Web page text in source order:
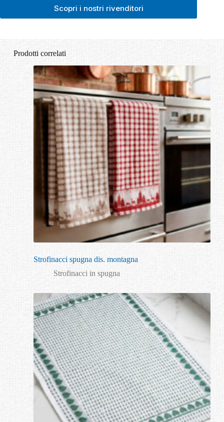
Scopri i nostri rivenditori
Prodotti correlati
Strofinacci spugna dis. montagna
Strofinacci in spugna